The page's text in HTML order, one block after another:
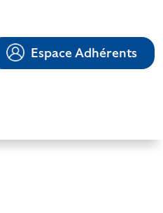
Espace Adhérents